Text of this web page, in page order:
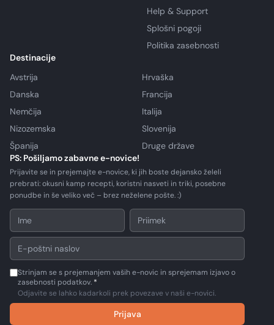
Help & Support
Splošni pogoji
Politika zasebnosti
Destinacije
Avstrija
Hrvaška
Danska
Francija
Nemčija
Italija
Nizozemska
Slovenija
Španija
Druge države
PS: Pošiljamo zabavne e-novice!
Prijavite se in prejemajte e-novice, ki jih boste dejansko želeli
prebrati: okusni kamp recepti, koristni nasveti in triki, posebne
ponudbe in še veliko več – brez neželene pošte. :)
Strinjam se s prejemanjem vaših e-novic in sprejemam izjavo o
zasebnosti podatkov. *
Odjavite se lahko kadarkoli prek povezave v naši e-novici.
Prijava